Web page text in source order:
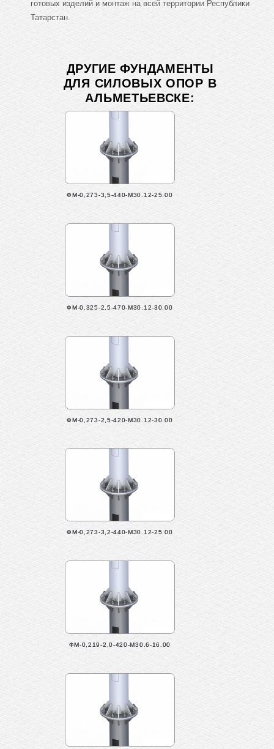
готовых изделий и монтаж на всей территории Республики
Татарстан.
ДРУГИЕ ФУНДАМЕНТЫ
ДЛЯ СИЛОВЫХ ОПОР В
АЛЬМЕТЬЕВСКЕ:
ФМ-0,273-3,5-440-М30.12-25.00
ФМ-0,325-2,5-470-М30.12-30.00
ФМ-0,273-2,5-420-М30.12-30.00
ФМ-0,273-3,2-440-М30.12-25.00
ФМ-0,219-2,0-420-М30.6-16.00